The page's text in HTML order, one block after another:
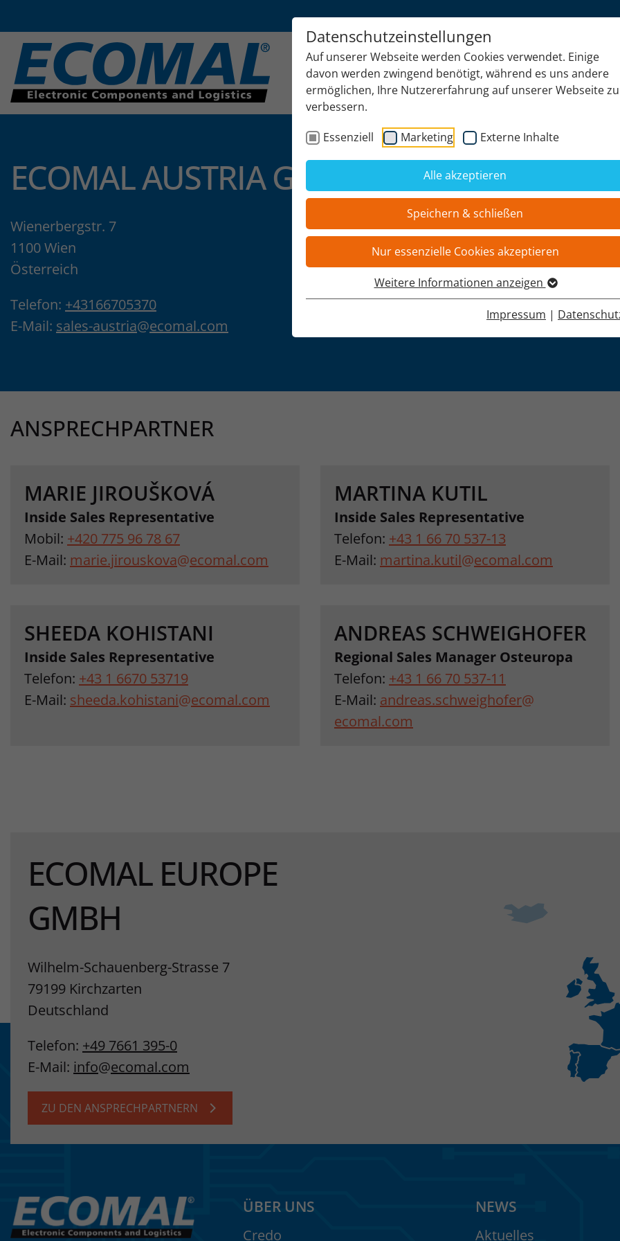
Datenschutzeinstellungen
Auf unserer Webseite werden Cookies verwendet. Einige
davon werden zwingend benötigt, während es uns andere
ermöglichen, Ihre Nutzererfahrung auf unserer Webseite zu
verbessern.
Essenziell
Marketing Externe Inhalte
Alle akzeptieren
Speichern & schließen
Nur essenzielle Cookies akzeptieren
Weitere Informationen anzeigen
Impressum |
PRODUKTE NEWS
ECOMAL AUSTRIA GES.M.B.H
Wienerbergstr. 7
1100 Wien
Österreich
Telefon: +43166705370
E-Mail: sales-austria@ecomal.com
ANSPRECHPARTNER
MARIE JIROUŠKOVÁ
Inside Sales Representative
Mobil: +420 775 96 78 67
E-Mail: marie.jirouskova@ecomal.com
MARTINA KUTIL
Inside Sales Representative
Telefon: +43 1 66 70 537-13
E-Mail: martina.kutil@ecomal.com
SHEEDA KOHISTANI
Inside Sales Representative
Telefon: +43 1 6670 53719
E-Mail: sheeda.kohistani@ecomal.com
ANDREAS SCHWEIGHOFER
Regional Sales Manager Osteuropa
Telefon: +43 1 66 70 537-11
E-Mail: andreas.schweighofer@
ecomal.com
ECOMAL EUROPE
GMBH
Wilhelm-Schauenberg-Strasse 7
79199 Kirchzarten
Deutschland
Telefon: +49 7661 395-0
E-Mail: info@ecomal.com
ZU DEN ANSPRECHPARTNERN
ÜBER UNS
Credo
NEWS
Aktuelles